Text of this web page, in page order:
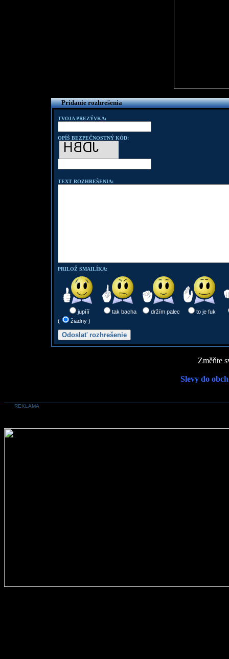
Pridanie rozhrešenia
TVOJA PREZÝVKA:
OPÍŠ BEZPEČNOSTNÝ KÓD:
TEXT ROZHREŠENIA:
PRILOŽ SMAILÍKA:
jupííí tak bacha držím palec
to je fuk
(
žiadny )
Změňte
Slevy do
REKLAMA